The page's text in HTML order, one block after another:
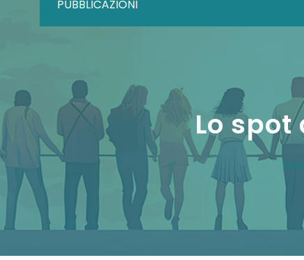
PUBBLICAZIONI
Lo spot